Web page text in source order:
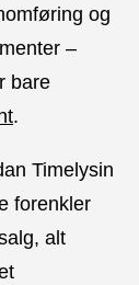
og
–
bare
.
Timelysin
forenkler
alt